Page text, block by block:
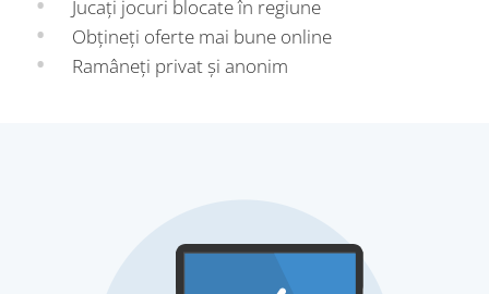
Jucați jocuri blocate în regiune
Obțineți oferte mai bune online
Ramâneți privat și anonim